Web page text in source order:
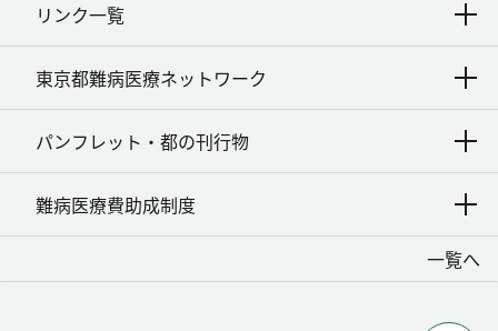
リンク一覧
東京都難病医療ネットワーク
パンフレット・都の刊行物
難病医療費助成制度
一覧へ